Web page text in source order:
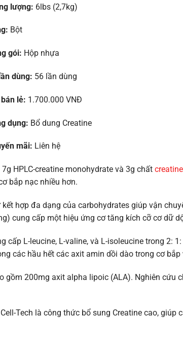
lượng: 6lbs (2,7kg)
Bột
gói: Hộp nhựa
dùng: 56 lần dùng
lẻ: 1.700.000 VNĐ
dụng: Bổ dung Creatine
mãi: Liên hệ
HPLC-creatine monohydrate và 3g chất creatine
bắp nạc nhiều hơn.
hợp đa dạng của carbohydrates giúp vận
cung cấp một hiệu ứng cơ tăng kích cỡ cơ dữ
cấp L-leucine, L-valine, và L-isoleucine trong 2:
các hầu hết các axit amin dồi dào trong cơ bắp
gồm 200mg axit alpha lipoic (ALA). Nghiên cứu
Tech là công thức bổ sung Creatine cao, giúp